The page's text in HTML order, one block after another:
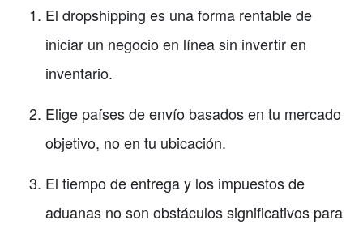
El dropshipping es una forma rentable de
iniciar un negocio en línea sin invertir en
inventario.
Elige países de envío basados en tu mercado
objetivo, no en tu ubicación.
El tiempo de entrega y los impuestos de
aduanas no son obstáculos significativos para